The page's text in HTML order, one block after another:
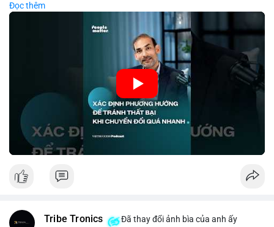
trình. Trong lĩnh vực tài chính và crypto, hiểu rõ nguyên nhân
thất bại giúp quản lý rủi ro hiệu quả và tránh lặp lại sai lầm.
Điều này đặc biệt quan trọng khi áp dụng vào các mô hình kinh
doanh mới hoặc đầu tư vào dự án blockchain.
🎥 Xem video trực tiếp tại:
Nguồn: VIETSUCCESS
Đọc thêm
Tribe Tronics Đã thay đổi ảnh bìa của anh ấy